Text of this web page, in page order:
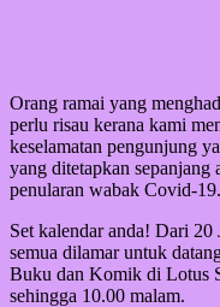
Orang ramai yang
perlu risau kerana kami
keselamatan pengunjung
yang ditetapkan sepanjang
penularan wabak Covid-19.
Set kalendar anda! Dari 20
semua dilamar untuk
Buku dan Komik di Lotus
sehingga 10.00 malam.